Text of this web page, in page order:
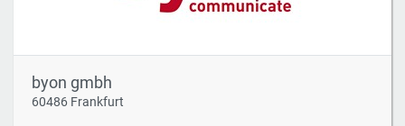
byon gmbh
60486 Frankfurt